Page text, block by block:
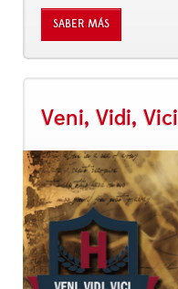
SABER MÁS
Veni, Vidi, Vici